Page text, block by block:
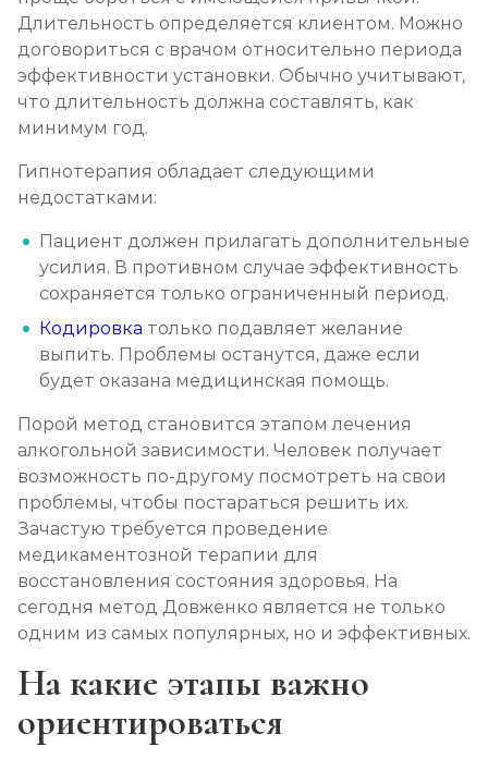
Раскодирование от алкоголизма
от 2 500 ₽ Записаться
Мотивация на лечение алкоголизма
Записаться
Лечение алкоголизма амбулаторно
от 1 500 ₽/сеанс Записаться
Лечение алкоголизма в стационаре (сутки)
от 3 500 ₽ Записаться
Лечение пивного алкоголизма
от 3 500 ₽/сутки
Лечение винного алкоголизма
от 3 500 ₽/сутки Записаться
от 4 500 ₽/сутки
Длительность определяется клиентом. Можно
договориться с врачом относительно периода
эффективности установки. Обычно учитывают,
что длительность должна составлять, как
минимум год.
Гипнотерапия обладает следующими
недостатками:
Пациент должен прилагать дополнительные
усилия. В противном случае эффективность
сохраняется только ограниченный период.
Кодировка только подавляет желание
выпить. Проблемы останутся, даже если
будет оказана медицинская помощь.
Порой метод становится этапом лечения
алкогольной зависимости. Человек получает
возможность по-другому посмотреть на свои
проблемы, чтобы постараться решить их.
Зачастую требуется проведение
медикаментозной терапии для
восстановления состояния здоровья. На
сегодня метод Довженко является не только
одним из самых популярных, но и эффективных.
На какие этапы важно
ориентироваться